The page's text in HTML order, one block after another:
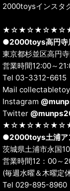
2000toysインスタ
●2000toys高円寺
東京都杉並区高円
営業時間12:00～
Tel 03-3312-6615
Mail
Instagram
Twitter
●2000toys土浦ア
茨城県土浦市永国
営業時間12：00～
(毎週水曜＆木曜定
Tel 029-895-8960